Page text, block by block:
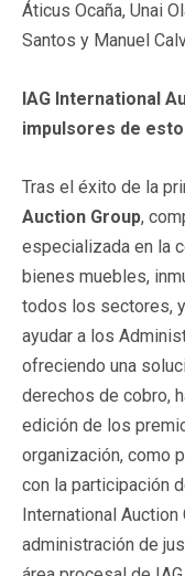
Áticus Ocaña, Unai
Santos y Manuel
IAG International
impulsores de
Tras el éxito de la
Auction Group,
especializada en la
bienes muebles,
todos los sectores, y
ayudar a los
ofreciendo una
derechos de cobro,
edición de los
organización, como
con la participación
International Auction
administración de